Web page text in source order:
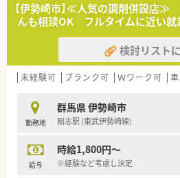
【伊勢崎市】≪人気の調剤併設店≫
んも相談OK フルタイムに近い就
検討リスト
未経験可 ブランク可 Ｗワーク可
勤務地
群馬県 伊勢崎市
剛志駅 (東武伊勢崎線)
給与
時給1,800円～
※経験など考慮し決定